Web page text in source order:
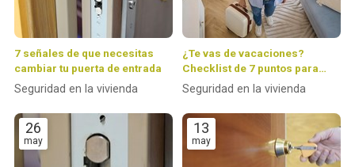
7 señales de que necesitas
cambiar tu puerta de entrada
Seguridad en la vivienda
¿Te vas de vacaciones?
Checklist de 7 puntos para
dejar tu casa 100 % protegida
Seguridad en la vivienda
26
may
13
may